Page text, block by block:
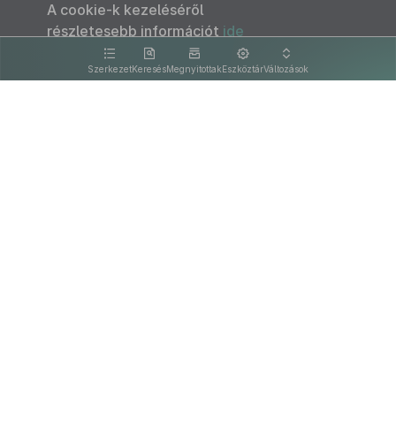
SzerkezetKeresésMegnyitottakEszköztárVáltozások
A cookie-k kezeléséről
részletesebb információt ide
kattintva olvashat.